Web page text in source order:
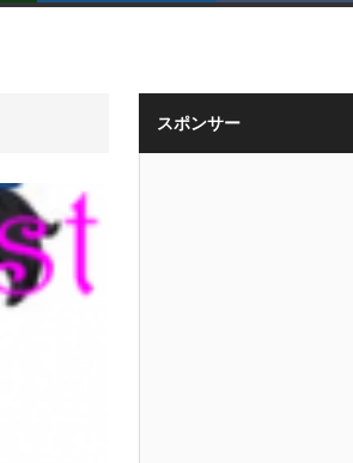
スポンサー